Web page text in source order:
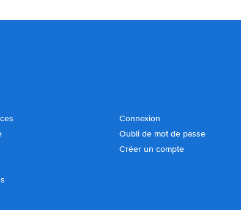
Connexion
Oubli de mot de passe
Créer un compte